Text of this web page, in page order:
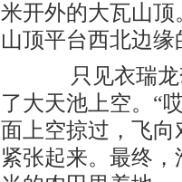
米开外的大瓦山
山顶平台西北边
只见衣瑞龙
了大天池上空。“
面上空掠过，飞
紧张起来。最终